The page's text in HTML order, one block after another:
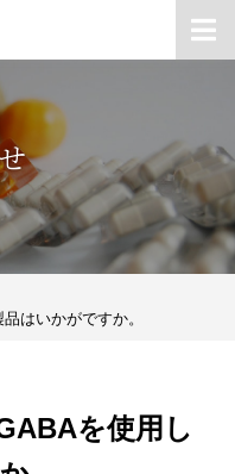
はいかがですか。
を使用し